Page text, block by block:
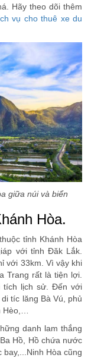
Hãy theo dõi thêm
vụ cho thuê xe du
giữa núi và biển
Hòa.
tỉnh Khánh Hòa
với tỉnh Đăk Lắk.
với 33km. Vì vậy khi
Trang rất là tiện lợi.
tích lịch sử. Đến với
tíc lăng Bà Vú, phủ
danh lam thắng
Hồ, Hồ chứa nước
Hòa cũng